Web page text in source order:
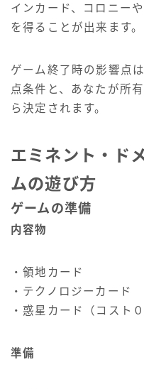
インカード、コロニー
を得ることが出来ます。
ゲーム終了時の影響点
点条件と、あなたが所
ら決定されます。
エミネント・ド
ムの遊び方
ゲームの準備
内容物
・領地カード
・テクノロジーカード
・惑星カード（コスト
準備